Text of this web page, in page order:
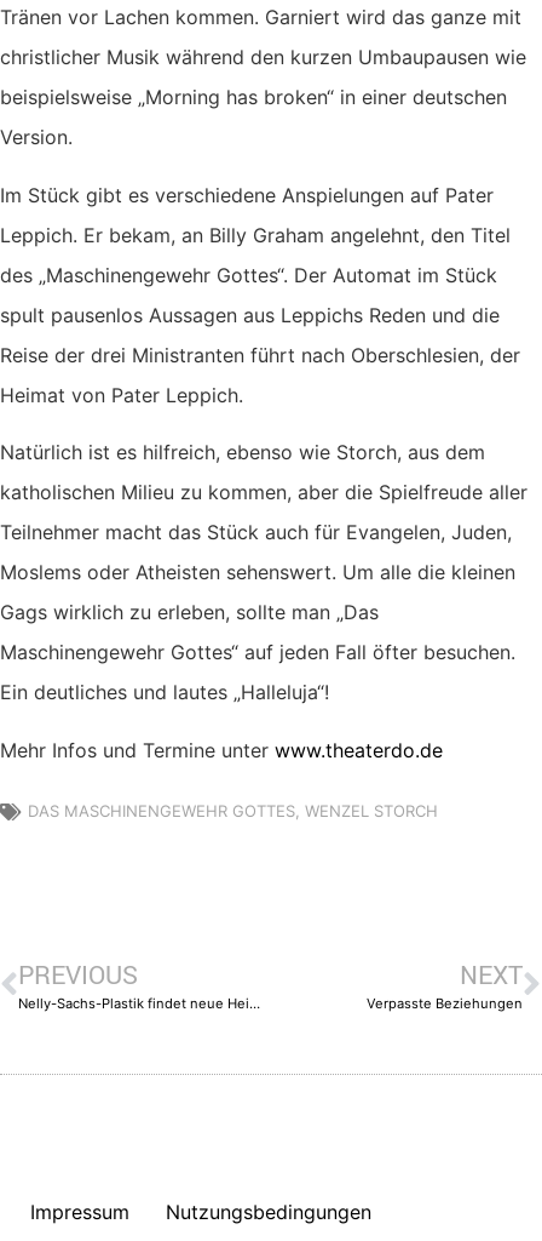
Tränen vor Lachen kommen. Garniert wird das ganze mit
christlicher Musik während den kurzen Umbaupausen wie
beispielsweise „Morning has broken“ in einer deutschen
Version.
Im Stück gibt es verschiedene Anspielungen auf Pater
Leppich. Er bekam, an Billy Graham angelehnt, den Titel
des „Maschinengewehr Gottes“. Der Automat im Stück
spult pausenlos Aussagen aus Leppichs Reden und die
Reise der drei Ministranten führt nach Oberschlesien, der
Heimat von Pater Leppich.
Natürlich ist es hilfreich, ebenso wie Storch, aus dem
katholischen Milieu zu kommen, aber die Spielfreude aller
Teilnehmer macht das Stück auch für Evangelen, Juden,
Moslems oder Atheisten sehenswert. Um alle die kleinen
Gags wirklich zu erleben, sollte man „Das
Maschinengewehr Gottes“ auf jeden Fall öfter besuchen.
Ein deutliches und lautes „Halleluja“!
Mehr Infos und Termine unter www.theaterdo.de
DAS MASCHINENGEWEHR GOTTES WENZEL STORCH
PREVIOUS
Nelly-Sachs-Plastik findet neue Heimat
NEXT
Verpasste Beziehungen
Impressum Nutzungsbedingungen